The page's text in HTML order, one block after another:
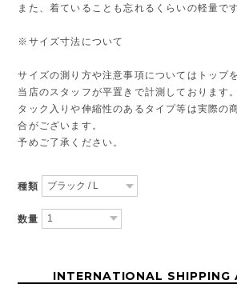
また、着ていることも忘れるくらいの軽量で
※サイズ寸法について
サイズの測り方や注意事項についてはトップ
当店のスタッフが平置きで計測しております。
タック入りや伸縮性のあるタイプ等は実際の
合がございます。
予めご了承ください。
種類
数量
INTERNATIONAL SHIPPING